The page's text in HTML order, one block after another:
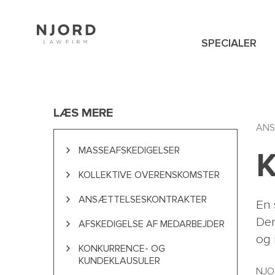
NAVIGATION
SPECIALER
En
og
LÆS MERE
MASSEAFSKEDIGELSER
KOLLEKTIVE OVERENSKOMSTER
ANSÆTTELSESKONTRAKTER
AFSKEDIGELSE AF MEDARBEJDER
KONKURRENCE- OG
KUNDEKLAUSULER